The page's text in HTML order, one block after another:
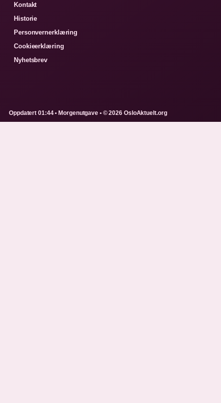
Kontakt
Historie
Personvernerklæring
Cookieerklæring
Nyhetsbrev
Oppdatert 01:44 • Morgenutgave • © 2026 OsloAktuelt.org